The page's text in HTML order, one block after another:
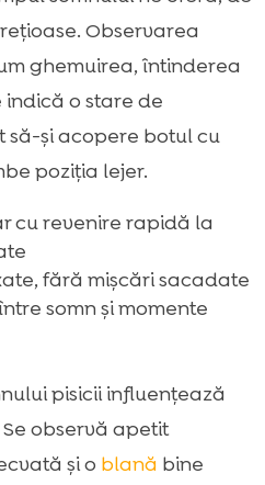
Observarea
ghemuirea, întinderea
o stare de
să-și acopere botul cu
poziția lejer.
cu revenire rapidă la
fără mișcări sacadate
somn și momente
pisicii influențează
observă apetit
și o blană bine